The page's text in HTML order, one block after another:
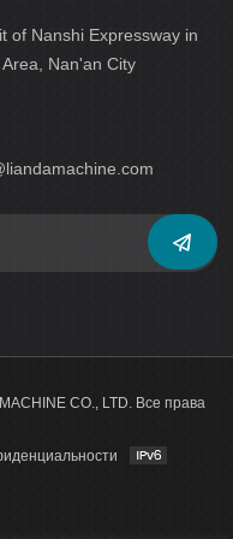
не только
с точки зрения
развитию. В
движущей силой,
новые стандарты для
of Nanshi Expressway in
Nan'an City
CO., LTD. Все права